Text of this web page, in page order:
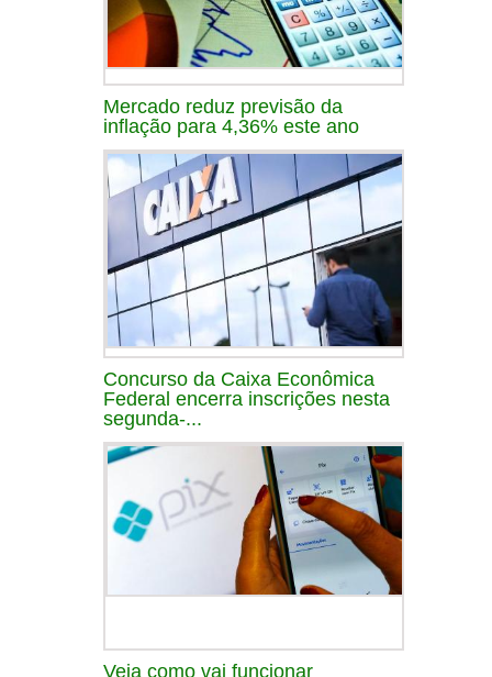
Mercado reduz previsão da
inflação para 4,36% este ano
Concurso da Caixa Econômica
Federal encerra inscrições nesta
segunda-...
Veja como vai funcionar